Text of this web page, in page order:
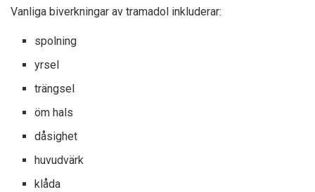
Vanliga biverkningar av tramadol inkluderar:
spolning
yrsel
trängsel
öm hals
dåsighet
huvudvärk
klåda